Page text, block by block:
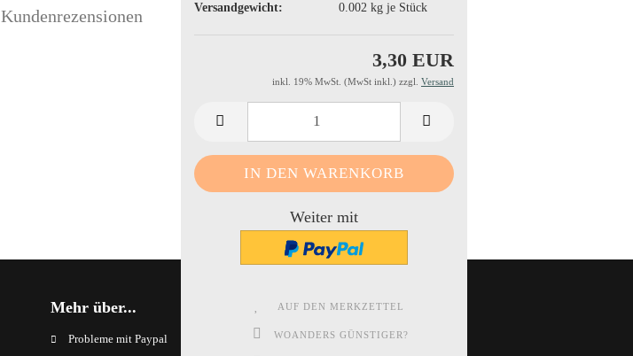
Versandgewicht:
0.002 kg je Stück
3,30 EUR
inkl. 19% MwSt. (MwSt inkl.) zzgl. Versand
Weiter mit
AUF DEN MERKZETTEL
WOANDERS GÜNSTIGER?
Kundenrezensionen
Mehr über...
Probleme mit Paypal